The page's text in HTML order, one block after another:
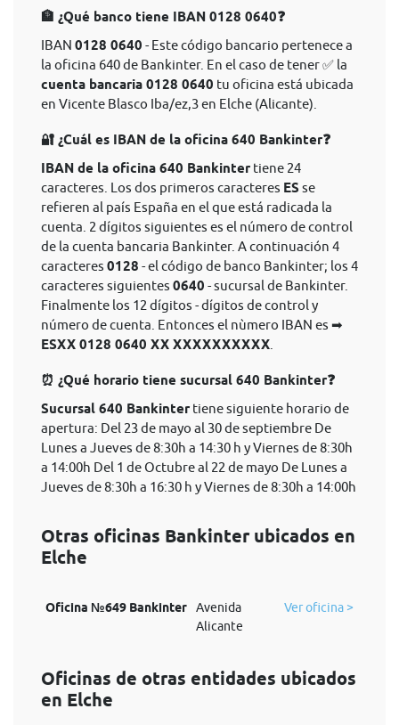
🏦 ¿Qué banco tiene IBAN 0128 0640❓
IBAN 0128 0640 - Este código bancario pertenece a
la oficina 640 de Bankinter. En el caso de tener ✅ la
cuenta bancaria 0128 0640 tu oficina está ubicada
en Vicente Blasco Iba/ez,3 en Elche (Alicante).
🔐 ¿Cuál es IBAN de la oficina 640 Bankinter❓
IBAN de la oficina 640 Bankinter tiene 24
caracteres. Los dos primeros caracteres ES se
refieren al país España en el que está radicada la
cuenta. 2 dígitos siguientes es el número de control
de la cuenta bancaria Bankinter. A continuación 4
caracteres 0128 - el código de banco Bankinter; los 4
caracteres siguientes 0640 - sucursal de Bankinter.
Finalmente los 12 dígitos - dígitos de control y
número de cuenta. Entonces el nùmero IBAN es ➡
ESXX 0128 0640 XX XXXXXXXXXX
⏰ ¿Qué horario tiene sucursal 640 Bankinter❓
Sucursal 640 Bankinter tiene siguiente horario de
apertura: Del 23 de mayo al 30 de septiembre De
Lunes a Jueves de 8:30h a 14:30 h y Viernes de 8:30h
a 14:00h Del 1 de Octubre al 22 de mayo De Lunes a
Jueves de 8:30h a 16:30 h y Viernes de 8:30h a 14:00h
Otras oficinas Bankinter ubicados en
Elche
Oficina №649 Bankinter
Avenida
Alicante
Ver oficina >
Oficinas de otras entidades ubicados
en Elche